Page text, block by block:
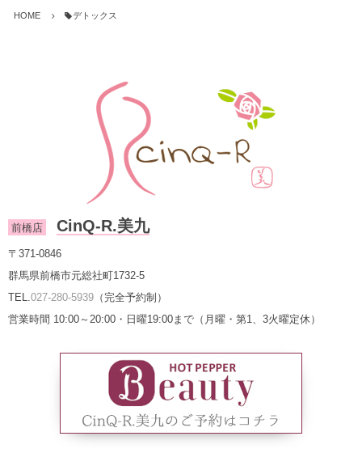
HOME デトックス
前橋店 CinQ-R.美九
〒371-0846
群馬県前橋市元総社町1732-5
TEL. 027-280-5939 （完全予約制）
営業時間 10:00～20:00・日曜19:00まで（月曜・第1、3火曜定休）